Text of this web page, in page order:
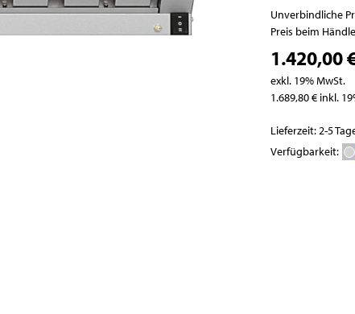
Pizzatische
Abfallbehälter
Unverbindliche
Preis beim
1.420,00
exkl. 19% MwSt.
1.689,80 € inkl.
Lieferzeit: 2-5
Verfügbarkeit: